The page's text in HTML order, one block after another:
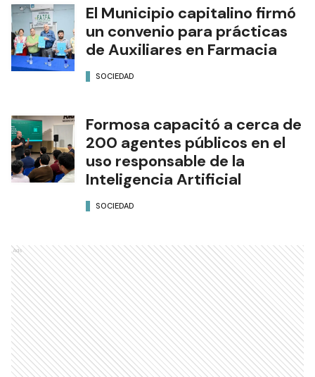
El Municipio capitalino firmó
un convenio para prácticas
de Auxiliares en Farmacia
SOCIEDAD
Formosa capacitó a cerca de
200 agentes públicos en el
uso responsable de la
Inteligencia Artificial
SOCIEDAD
Ads